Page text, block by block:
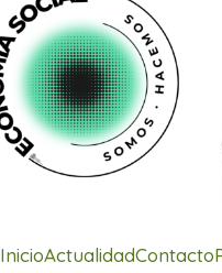
InicioActualidadContacto